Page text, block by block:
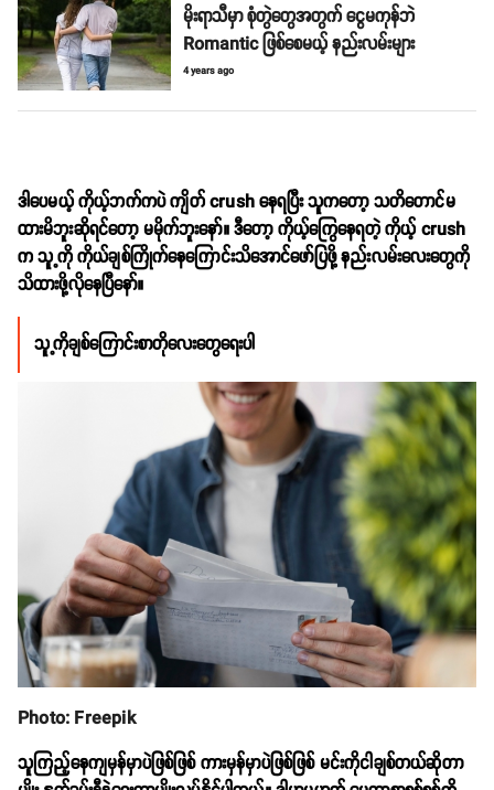
မိုးရာသီမှာ စုံတွဲတွေအတွက် ငွေမကုန်ဘဲ
Romantic ဖြစ်စေမယ့် နည်းလမ်းများ
4 years ago
ဒါပေမယ့် ကိုယ့်ဘက်ကပဲ ကျိတ် crush နေရပြီး သူကတော့ သတိတောင်မ
ထားမိဘူးဆိုရင်တော့ မမိုက်ဘူးနော်။ ဒီတော့ ကိုယ့်ကြွေနေရတဲ့ ကိုယ့် crush
က သူ့ကို ကိုယ်ချစ်ကြိုက်နေကြောင်းသိအောင်ဖော်ပြဖို့ နည်းလမ်းလေးတွေကို
သိထားဖို့လိုနေပြီနော်။
သူ့ကိုချစ်ကြောင်းစာတိုလေးတွေရေးပါ
Photo: Freepik
သူကြည့်နေကျမှန်မှာပဲဖြစ်ဖြစ် ကားမှန်မှာပဲဖြစ်ဖြစ် မင်းကိုငါချစ်တယ်ဆိုတာ